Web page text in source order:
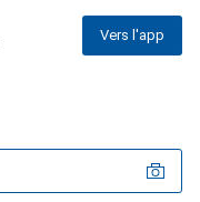
Vers l'app